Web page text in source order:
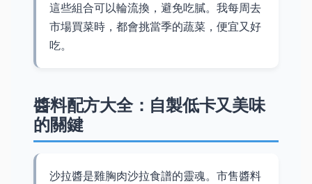
這些組合可以輪流換，避免吃膩。我每周去
市場買菜時，都會挑當季的蔬菜，便宜又好
吃。
醬料配方大全：自製低卡又美味
的關鍵
沙拉醬是雞胸肉沙拉食譜的靈魂。市售醬料